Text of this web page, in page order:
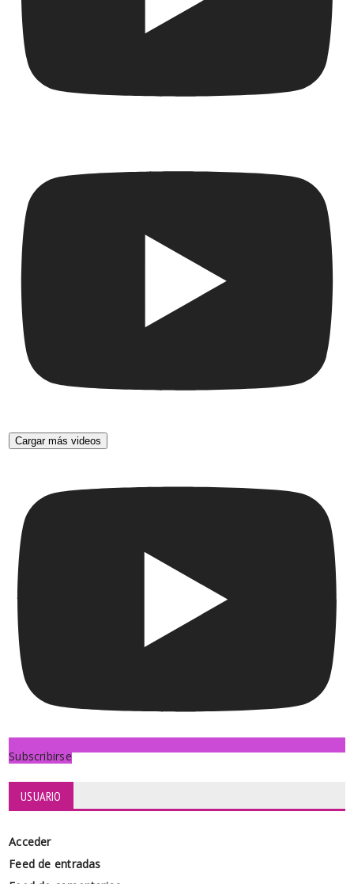
Cargar más videos
Subscribirse
USUARIO
Acceder
Feed de entradas